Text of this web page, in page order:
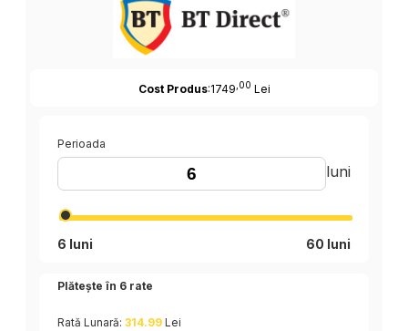
Cost Produs:1749 ,00 Lei
Perioada
luni
6 luni 60 luni
Plătește în 6 rate
Rată Lunară: 314.99 Lei